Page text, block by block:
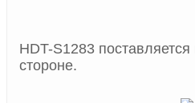
HDT-S1283
стороне.